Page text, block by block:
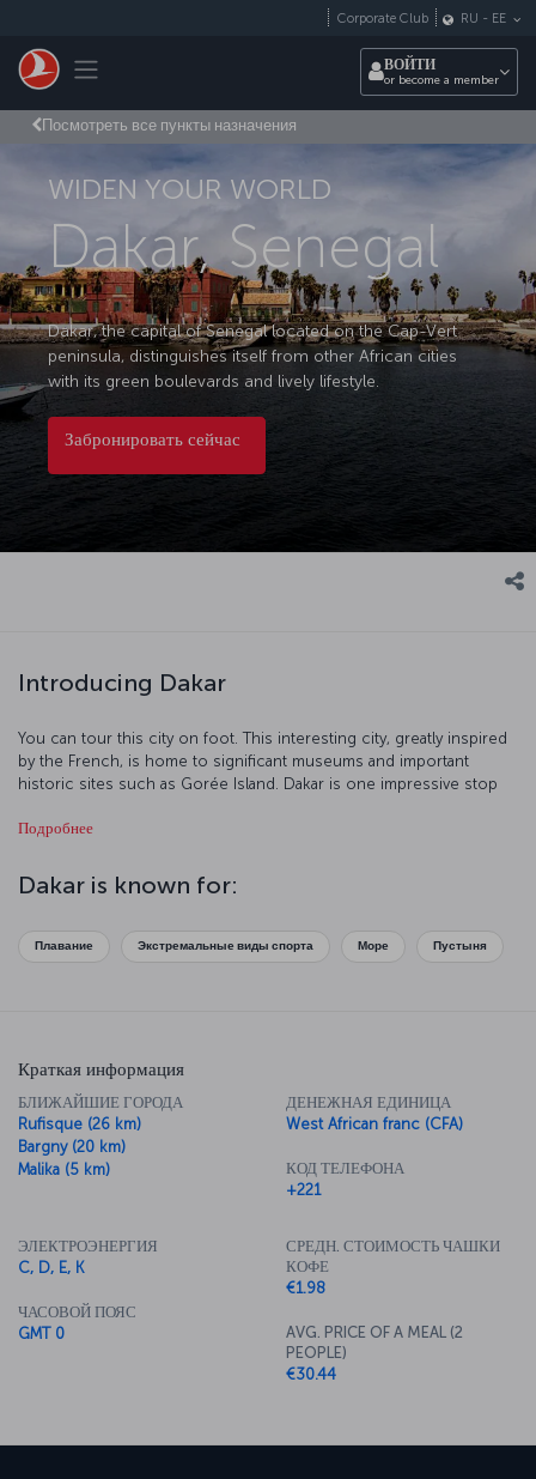
Toggle navigation
Corporate Club RU - EE
ВОЙТИ
or become a member
Посмотреть все пункты назначения
WIDEN YOUR WORLD
Dakar, Senegal
Dakar, the capital of Senegal located on the Cap-Vert
peninsula, distinguishes itself from other African cities
with its green boulevards and lively lifestyle.
Забронировать сейчас
Introducing Dakar
You can tour this city on foot. This interesting city, greatly inspired
by the French, is home to significant museums and important
historic sites such as Gorée Island. Dakar is one impressive stop
Подробнее
Dakar is known for:
Плавание Экстремальные виды спорта Море Пустыня
Краткая информация
БЛИЖАЙШИЕ ГОРОДА
Rufisque (26 km)
Bargny (20 km)
Malika (5 km)
ДЕНЕЖНАЯ ЕДИНИЦА
West African franc (CFA)
КОД ТЕЛЕФОНА
+221
ЭЛЕКТРОЭНЕРГИЯ
C, D, E, K
ЧАСОВОЙ ПОЯС
GMT 0
СРЕДН. СТОИМОСТЬ ЧАШКИ
КОФЕ
€1.98
AVG. PRICE OF A MEAL (2
PEOPLE)
€30.44